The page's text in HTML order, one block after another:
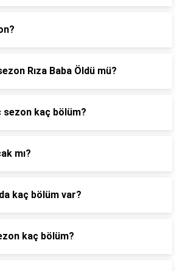
Rıza Baba Öldü mü?
sezon kaç bölüm?
mı?
kaç bölüm var?
kaç bölüm?